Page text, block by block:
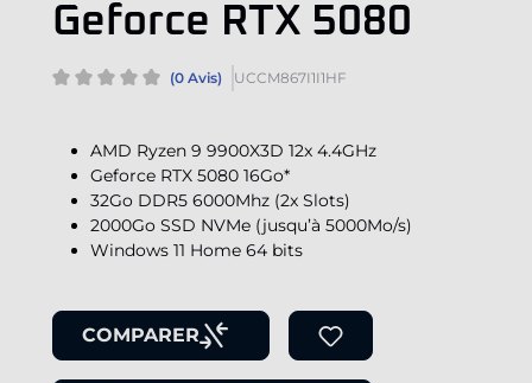
Geforce RTX 5080
(0 Avis) UCCM867I1I1HF
AMD Ryzen 9 9900X3D 12x 4.4GHz
Geforce RTX 5080 16Go*
32Go DDR5 6000Mhz (2x Slots)
2000Go SSD NVMe (jusqu’à 5000Mo/s)
Windows 11 Home 64 bits
COMPARER